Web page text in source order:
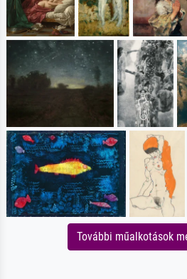
További műalkotások